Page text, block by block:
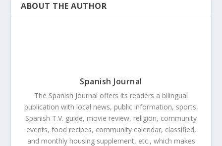
ABOUT THE AUTHOR
Spanish Journal
The Spanish Journal offers its readers a bilingual
publication with local news, public information, sports,
Spanish T.V. guide, movie review, religion, community
events, food recipes, community calendar, classified,
and monthly housing supplement, etc., which makes